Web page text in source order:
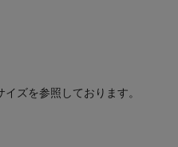
ズを参照しております。